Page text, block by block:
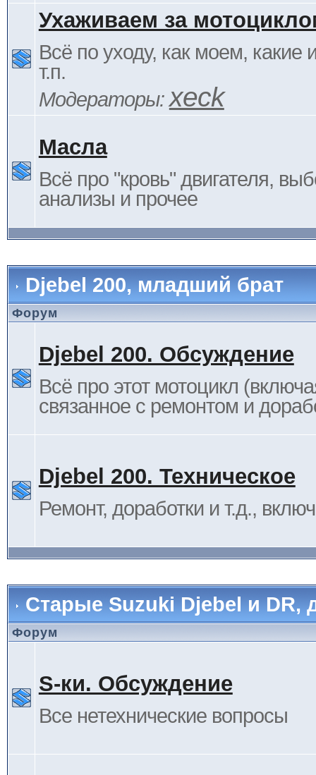
Ухаживаем за
Всё по уходу, как моем, какие
т.п.
Модераторы:xeck
Масла
Всё про "кровь" двигателя,
анализы и прочее
Djebel 200, младший брат
Форум
Djebel 200. Обсуждение
Всё про этот мотоцикл
связанное с ремонтом и
Djebel 200. Техническое
Ремонт, доработки и т.д.,
Старые Suzuki Djebel и DR,
Форум
S-ки. Обсуждение
Все нетехнические вопросы